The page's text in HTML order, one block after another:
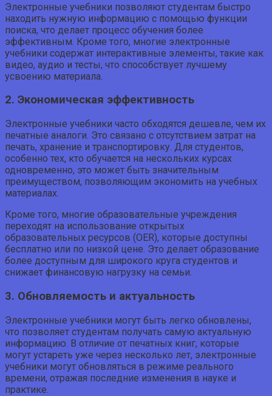
Электронные учебники позволяют студентам быстро
находить нужную информацию с помощью функции
поиска, что делает процесс обучения более
эффективным. Кроме того, многие электронные
учебники содержат интерактивные элементы, такие как
видео, аудио и тесты, что способствует лучшему
усвоению материала.
2. Экономическая эффективность
Электронные учебники часто обходятся дешевле, чем их
печатные аналоги. Это связано с отсутствием затрат на
печать, хранение и транспортировку. Для студентов,
особенно тех, кто обучается на нескольких курсах
одновременно, это может быть значительным
преимуществом, позволяющим экономить на учебных
материалах.
Кроме того, многие образовательные учреждения
переходят на использование открытых
образовательных ресурсов (OER), которые доступны
бесплатно или по низкой цене. Это делает образование
более доступным для широкого круга студентов и
снижает финансовую нагрузку на семьи.
3. Обновляемость и актуальность
Электронные учебники могут быть легко обновлены,
что позволяет студентам получать самую актуальную
информацию. В отличие от печатных книг, которые
могут устареть уже через несколько лет, электронные
учебники могут обновляться в режиме реального
времени, отражая последние изменения в науке и
практике.